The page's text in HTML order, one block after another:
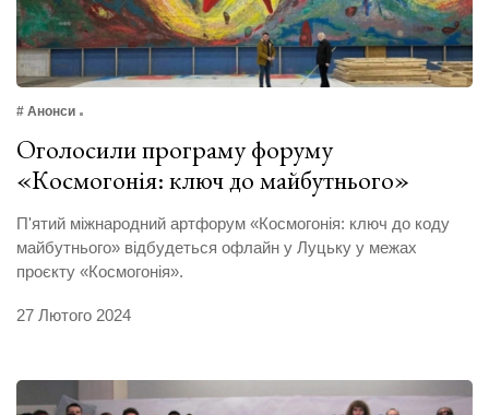
# Анонси
Оголосили програму форуму
«Космогонія: ключ до майбутнього»
П'ятий міжнародний артфорум «Космогонія: ключ до коду
майбутнього» відбудеться офлайн у Луцьку у межах
проєкту «Космогонія».
27 Лютого 2024